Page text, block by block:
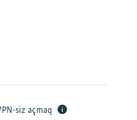
siz açmaq